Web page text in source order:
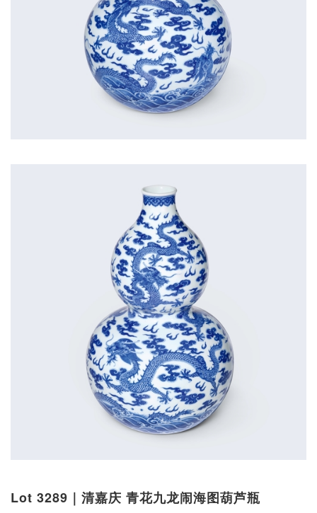
Lot 3289｜清嘉庆 青花九龙闹海图葫芦瓶